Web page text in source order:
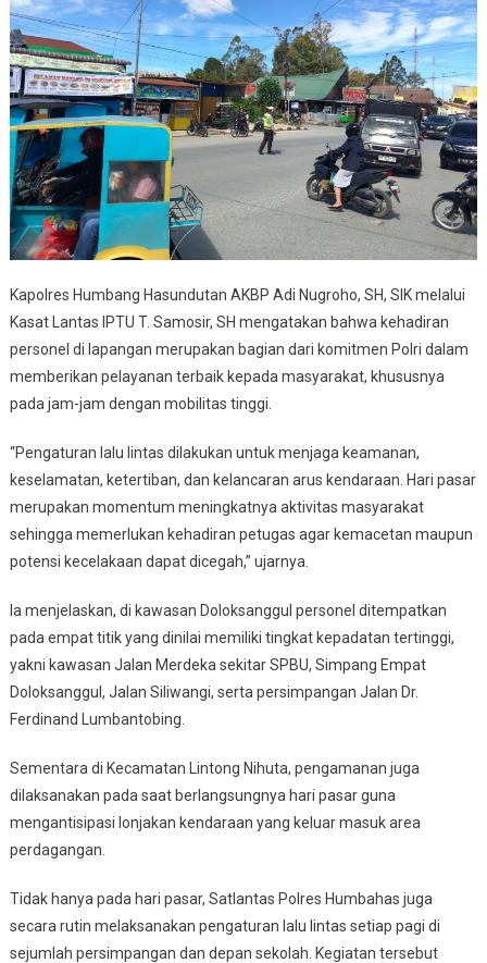
Kapolres Humbang Hasundutan AKBP Adi Nugroho, SH, SIK melalui
Kasat Lantas IPTU T. Samosir, SH mengatakan bahwa kehadiran
personel di lapangan merupakan bagian dari komitmen Polri dalam
memberikan pelayanan terbaik kepada masyarakat, khususnya
pada jam-jam dengan mobilitas tinggi.
“Pengaturan lalu lintas dilakukan untuk menjaga keamanan,
keselamatan, ketertiban, dan kelancaran arus kendaraan. Hari pasar
merupakan momentum meningkatnya aktivitas masyarakat
sehingga memerlukan kehadiran petugas agar kemacetan maupun
potensi kecelakaan dapat dicegah,” ujarnya.
Ia menjelaskan, di kawasan Doloksanggul personel ditempatkan
pada empat titik yang dinilai memiliki tingkat kepadatan tertinggi,
yakni kawasan Jalan Merdeka sekitar SPBU, Simpang Empat
Doloksanggul, Jalan Siliwangi, serta persimpangan Jalan Dr.
Ferdinand Lumbantobing.
Sementara di Kecamatan Lintong Nihuta, pengamanan juga
dilaksanakan pada saat berlangsungnya hari pasar guna
mengantisipasi lonjakan kendaraan yang keluar masuk area
perdagangan.
Tidak hanya pada hari pasar, Satlantas Polres Humbahas juga
secara rutin melaksanakan pengaturan lalu lintas setiap pagi di
sejumlah persimpangan dan depan sekolah. Kegiatan tersebut